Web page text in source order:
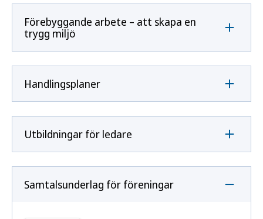
Förebyggande arbete – att skapa en
trygg miljö
Handlingsplaner
Utbildningar för ledare
Samtalsunderlag för föreningar